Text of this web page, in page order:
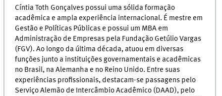
Cíntia Toth Gonçalves possui uma sólida formação
acadêmica e ampla experiência internacional. É mestre em
Gestão e Políticas Públicas e possui um MBA em
Administração de Empresas pela Fundação Getúlio Vargas
(FGV). Ao longo da última década, atuou em diversas
funções junto a instituições governamentais e acadêmicas
no Brasil, na Alemanha e no Reino Unido. Entre suas
experiências profissionais, destacam-se passagens pelo
Serviço Alemão de Intercâmbio Acadêmico (DAAD), pelo